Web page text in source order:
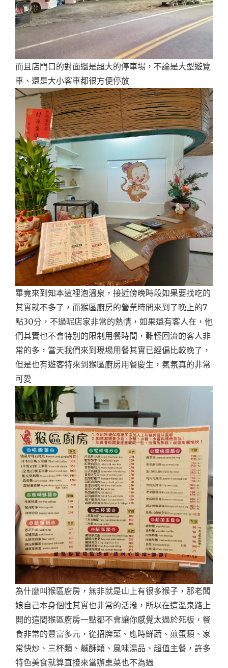
而且店門口的對面還是超大的停車場，不論是大型遊覽
車、還是大小客車都很方便停放
畢竟來到知本這裡泡溫泉，接近傍晚時段如果要找吃的
其實就不多了，而猴區廚房的營業時間來到了晚上的7
點30分，不過呢店家非常的熱情，如果還有客人在，他
們其實也不會特別的限制用餐時間，難怪回流的客人非
常的多，當天我們來到現場用餐其實已經偏比較晚了，
但是也有遊客特來到猴區廚房用餐慶生，氣氛真的非常
可愛
為什麼叫猴區廚房，無非就是山上有很多猴子，那老闆
娘自己本身個性其實也非常的活潑，所以在這溫泉路上
開的這間猴區廚房一點都不會讓你感覺太過於死板，餐
食非常的豐富多元，從招牌菜、應時鮮蔬、煎蛋類、家
常快炒、三杯類、鹹酥類、風味湯品、超值主餐，許多
特色美食就算直接來當辦桌菜也不為過